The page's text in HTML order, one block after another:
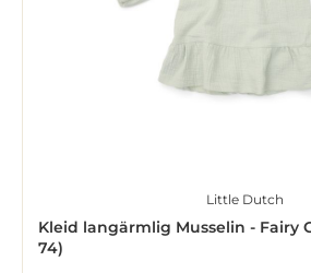
Little Dutch
Kleid langärmlig Musselin - Fairy
74)